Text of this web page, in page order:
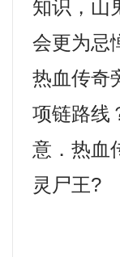
知识，山
会更为忌
热血传奇
项链路线
意．热血
灵尸王?